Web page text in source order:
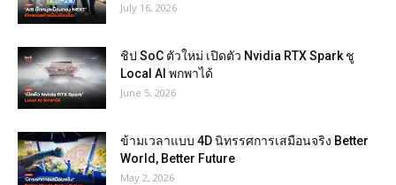
July 16, 2026
ชิป SoC ตัวใหม่ เปิดตัว Nvidia RTX Spark ชู
Local AI พกพาได้
June 5, 2026
ข้ามเวลาแบบ 4D นิทรรศการเสมือนจริง Better
World, Better Future
May 2, 2026